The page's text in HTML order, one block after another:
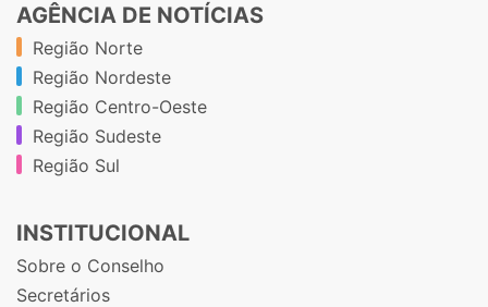
AGÊNCIA DE NOTÍCIAS
Região Norte
Região Nordeste
Região Centro-Oeste
Região Sudeste
Região Sul
INSTITUCIONAL
Sobre o Conselho
Secretários